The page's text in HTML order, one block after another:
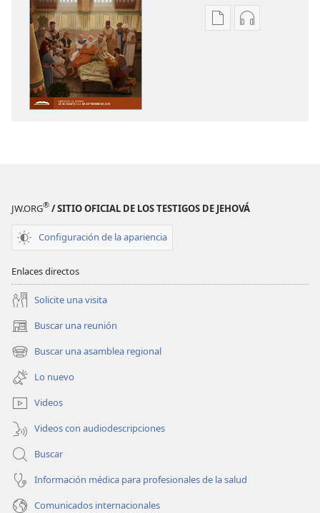
Opciones
de 2025
Opciones
de 2025
JW.ORG® / SITIO OFICIAL DE LOS TESTIGOS DE JEHOVÁ
Configuración de la apariencia
Enlaces directos
Solicite una visita
Buscar una reunión
(abre
una
nueva
ventana)
Buscar una asamblea regional
(abre
una
nueva
ventana)
Lo nuevo
Videos
Videos con audiodescripciones
Buscar
Información médica para profesionales de la salud
Comunicados internacionales